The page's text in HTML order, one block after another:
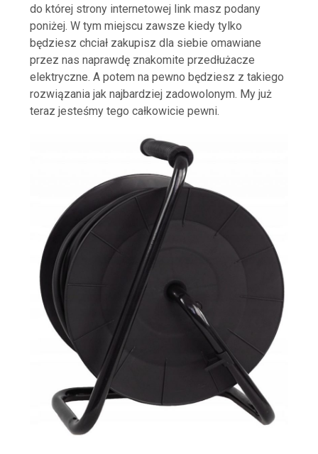
do której strony internetowej link masz podany
poniżej. W tym miejscu zawsze kiedy tylko
będziesz chciał zakupisz dla siebie omawiane
przez nas naprawdę znakomite przedłużacze
elektryczne. A potem na pewno będziesz z takiego
rozwiązania jak najbardziej zadowolonym. My już
teraz jesteśmy tego całkowicie pewni.